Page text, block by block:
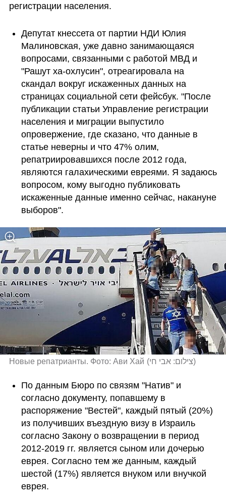
регистрации населения.
Депутат кнессета от партии НДИ Юлия
Малиновская, уже давно занимающаяся
вопросами, связанными с работой МВД и
"Рашут ха-охлусин", отреагировала на
скандал вокруг искаженных данных на
страницах социальной сети фейсбук. "После
публикации статьи Управление регистрации
населения и миграции выпустило
опровержение, где сказано, что данные в
статье неверны и что 47% олим,
репатриировавшихся после 2012 года,
являются галахическими евреями. Я задаюсь
вопросом, кому выгодно публиковать
искаженные данные именно сейчас, накануне
выборов".
Новые репатрианты. Фото: Ави Хай (צילום: אבי חי)
По данным Бюро по связям "Натив" и
согласно документу, попавшему в
распоряжение "Вестей", каждый пятый (20%)
из получивших въездную визу в Израиль
согласно Закону о возвращении в период
2012-2019 гг. является сыном или дочерью
еврея. Согласно тем же данным, каждый
шестой (17%) является внуком или внучкой
еврея.